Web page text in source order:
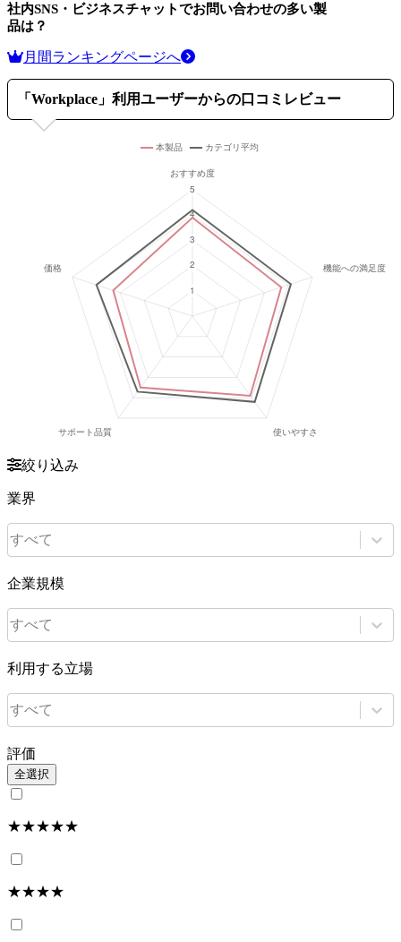
社内SNS・ビジネスチャットでお問い合わせの多い製
品は？
月間ランキングページへ
「 Workplace 」利用ユーザーからの口コミレビュー
絞り込み
業界
すべて
企業規模
すべて
利用する立場
すべて
評価
全選択
★★★★★
★★★★